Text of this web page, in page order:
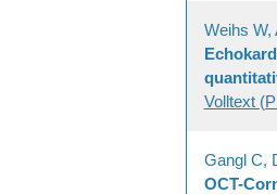
Weihs W,
Volltext
Gangl C,
OCT-